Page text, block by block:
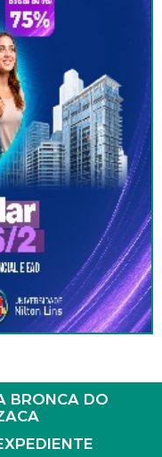
BRONCA DO